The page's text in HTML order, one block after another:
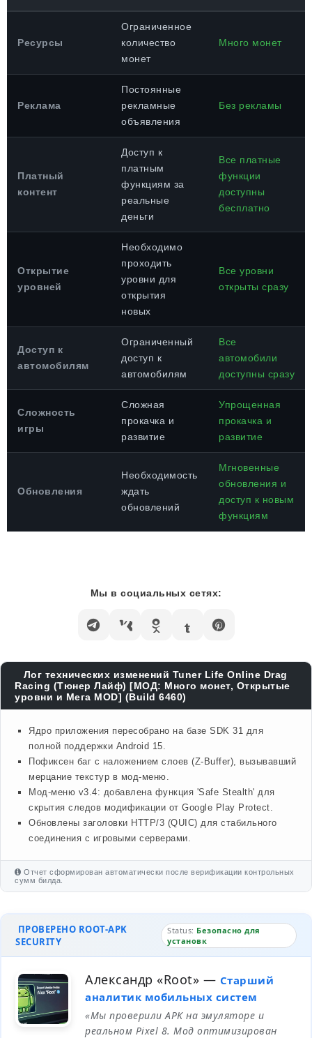
Ресурсы
Ограниченное
количество
монет
Много монет
Реклама
Постоянные
рекламные
объявления
Без рекламы
Платный
контент
Доступ к
платным
функциям за
реальные
деньги
Все платные
функции
доступны
бесплатно
Открытие
уровней
Необходимо
проходить
уровни для
открытия
новых
Все уровни
открыты сразу
Доступ к
автомобилям
Ограниченный
доступ к
автомобилям
Все
автомобили
доступны сразу
Сложность
игры
Сложная
прокачка и
развитие
Упрощенная
прокачка и
развитие
Обновления
Необходимость
ждать
обновлений
Мгновенные
обновления и
доступ к новым
функциям
Мы в социальных сетях:
Лог технических изменений Tuner Life Online Drag
Racing (Тюнер Лайф) [МОД: Много монет, Открытые
уровни и Мега MOD] (Build 6460)
Ядро приложения пересобрано на базе SDK 31 для
полной поддержки Android 15.
Пофиксен баг с наложением слоев (Z-Buffer), вызывавший
мерцание текстур в мод-меню.
Мод-меню v3.4: добавлена функция 'Safe Stealth' для
скрытия следов модификации от Google Play Protect.
Обновлены заголовки HTTP/3 (QUIC) для стабильного
соединения с игровыми серверами.
Отчет сформирован автоматически после верификации контрольных
сумм билда.
ПРОВЕРЕНО ROOT-APK
SECURITY
Status: Безопасно для
установк
Александр «Root» — Старший
аналитик мобильных систем
«Мы проверили APK на эмуляторе и
реальном Pixel 8. Мод оптимизирован